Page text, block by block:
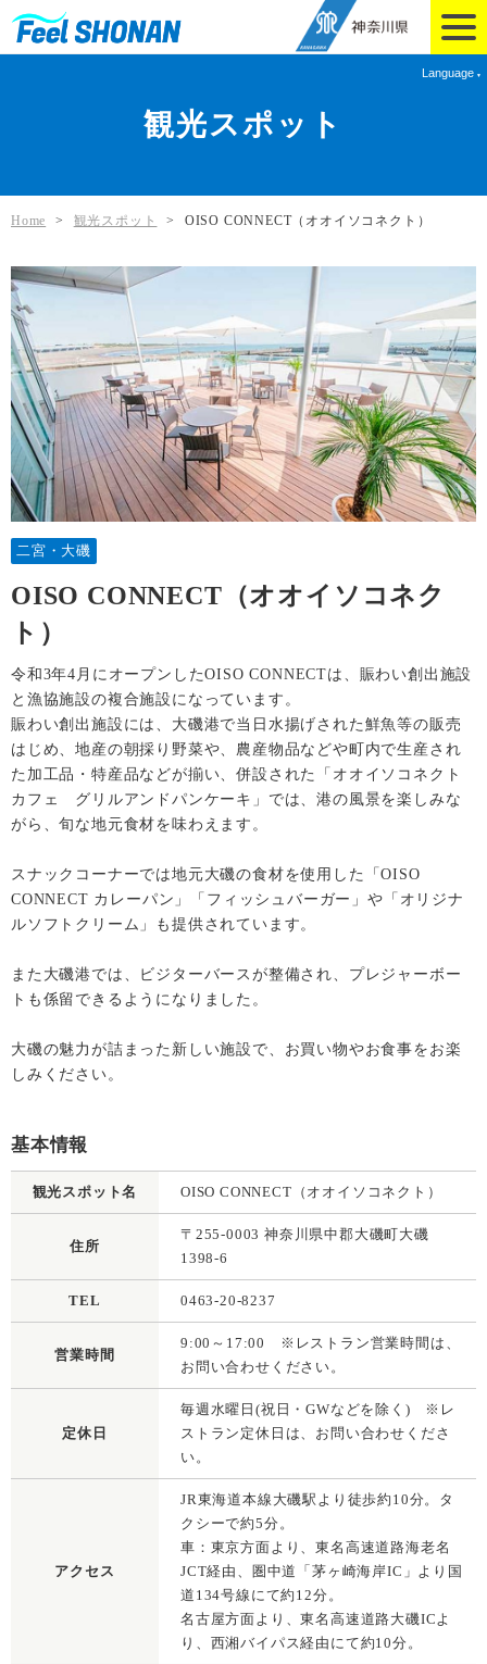
Language
観光スポット
Home > 観光スポット > OISO CONNECT（オオイソコネクト）
二宮・大磯
OISO CONNECT（オオイソコネク
ト）
令和3年4月にオープンしたOISO CONNECTは、賑わい創出施設
と漁協施設の複合施設になっています。
賑わい創出施設には、大磯港で当日水揚げされた鮮魚等の販売
はじめ、地産の朝採り野菜や、農産物品などや町内で生産され
た加工品・特産品などが揃い、併設された「オオイソコネクト
カフェ グリルアンドパンケーキ」では、港の風景を楽しみな
がら、旬な地元食材を味わえます。
スナックコーナーでは地元大磯の食材を使用した「OISO
CONNECT カレーパン」「フィッシュバーガー」や「オリジナ
ルソフトクリーム」も提供されています。
また大磯港では、ビジターバースが整備され、プレジャーボー
トも係留できるようになりました。
大磯の魅力が詰まった新しい施設で、お買い物やお食事をお楽
しみください。
基本情報
観光スポット名 OISO CONNECT（オオイソコネクト）
住所
〒255-0003 神奈川県中郡大磯町大磯
1398-6
TEL 0463-20-8237
営業時間
9:00～17:00 ※レストラン営業時間は、
お問い合わせください。
定休日
毎週水曜日(祝日・GWなどを除く) ※レ
ストラン定休⽇は、お問い合わせくださ
い。
アクセス
JR東海道本線大磯駅より徒歩約10分。タ
クシーで約5分。
車：東京方面より、東名高速道路海老名
JCT経由、圏中道「茅ヶ崎海岸IC」より国
道134号線にて約12分。
名古屋方面より、東名高速道路大磯ICよ
り、西湘バイパス経由にて約10分。